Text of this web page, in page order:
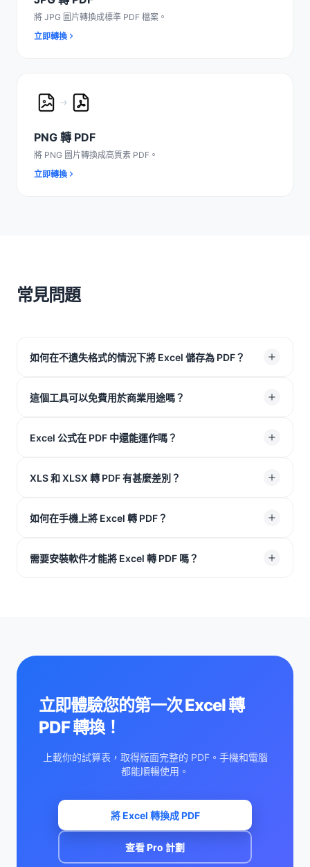
將 JPG 圖片轉換成標準 PDF 檔案。
立即轉換
PNG 轉 PDF
將 PNG 圖片轉換成高質素 PDF。
立即轉換
常見問題
如何在不遺失格式的情況下將 Excel 儲存為 PDF？
使用我們的網上 Excel 轉 PDF 工具即可。這是安全將
存格版面。
這個工具可以免費用於商業用途嗎？
可以。下載的檔案不會有水印，你可以放心將 XLSX 轉
Excel 公式在 PDF 中還能運作嗎？
不能，因為 PDF 是非互動式檔案。不過，當你將 XLS 轉
XLS 和 XLSX 轉 PDF 有甚麼差別？
沒有差別。Excel 轉 PDF 的轉換結果對這兩種格式都能產
XLSX。
如何在手機上將 Excel 轉 PDF？
打開手機瀏覽器，例如 Safari 或 Chrome，上載你的試算
需要安裝軟件才能將 Excel 轉 PDF 嗎？
立即體驗您的第一次 Excel 轉
PDF 轉換！
上載你的試算表，取得版面完整的 PDF。手機和電腦
都能順暢使用。
將 Excel 轉換成 PDF
查看 Pro 計劃